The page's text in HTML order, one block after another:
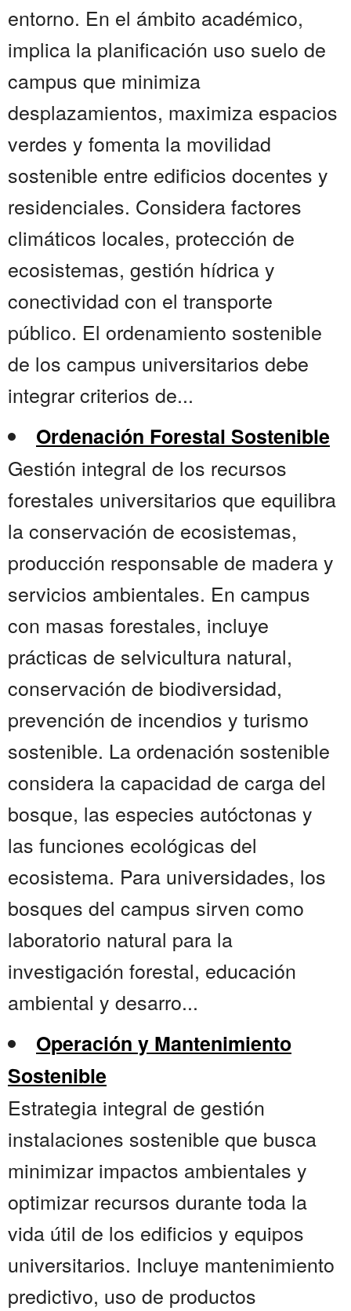
entorno. En el ámbito académico,
implica la planificación uso suelo de
campus que minimiza
desplazamientos, maximiza espacios
verdes y fomenta la movilidad
sostenible entre edificios docentes y
residenciales. Considera factores
climáticos locales, protección de
ecosistemas, gestión hídrica y
conectividad con el transporte
público. El ordenamiento sostenible
de los campus universitarios debe
integrar criterios de...
Ordenación Forestal Sostenible
Gestión integral de los recursos
forestales universitarios que equilibra
la conservación de ecosistemas,
producción responsable de madera y
servicios ambientales. En campus
con masas forestales, incluye
prácticas de selvicultura natural,
conservación de biodiversidad,
prevención de incendios y turismo
sostenible. La ordenación sostenible
considera la capacidad de carga del
bosque, las especies autóctonas y
las funciones ecológicas del
ecosistema. Para universidades, los
bosques del campus sirven como
laboratorio natural para la
investigación forestal, educación
ambiental y desarro...
Operación y Mantenimiento
Sostenible
Estrategia integral de gestión
instalaciones sostenible que busca
minimizar impactos ambientales y
optimizar recursos durante toda la
vida útil de los edificios y equipos
universitarios. Incluye mantenimiento
predictivo, uso de productos